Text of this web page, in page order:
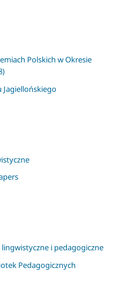
Polskich w Okresie
i pedagogiczne
Pedagogicznych